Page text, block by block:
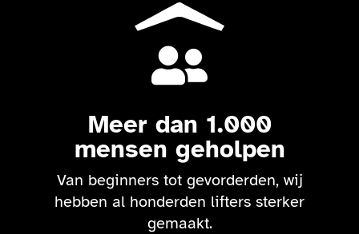

Meer dan 1.000
mensen geholpen
Van beginners tot gevorderden, wij
hebben al honderden lifters sterker
gemaakt.